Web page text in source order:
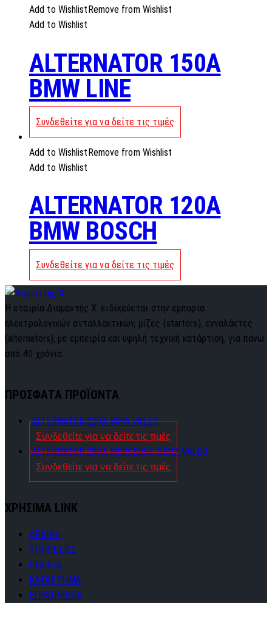
Add to Wishlist Remove from Wishlist
Add to Wishlist
ALTERNATOR 150A
BMW LINE
Συνδεθείτε για να δείτε τις τιμές
Add to Wishlist Remove from Wishlist
Add to Wishlist
ALTERNATOR 120A
BMW BOSCH
Συνδεθείτε για να δείτε τις τιμές
Η εταιρία Διαμαντής Χ. ειδικεύεται στην εμπορία
ηλεκτρολογικών ανταλλακτικών, μίζες (starters), ενναλάκτες
(alternators), με εμπειρία και υψηλή τεχνική κατάρτιση, για πάνω
από 40 χρόνια.
ΠΡΟΣΦΑΤΑ ΠΡΟΪΟΝΤΑ
ALTERNATOR 220A BMW VALEO
Συνδεθείτε για να δείτε τις τιμές
ALTERNATOR 280A MERCEDES-BENZ VALEO
Συνδεθείτε για να δείτε τις τιμές
ΧΡΗΣΙΜΑ LINK
ΑΡΧΙΚΗ
ΥΠΗΡΕΣΙΕΣ
ΕΤΑΙΡΙΑ
ΚΑΤΑΣΤΗΜΑ
ΕΠΙΚΟΙΝΩΝΙΑ